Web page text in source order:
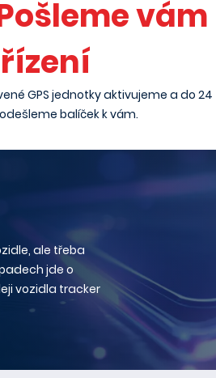
vám
GPS jednotky aktivujeme a do 24
balíček k vám.
ale třeba
jde o
vozidla tracker